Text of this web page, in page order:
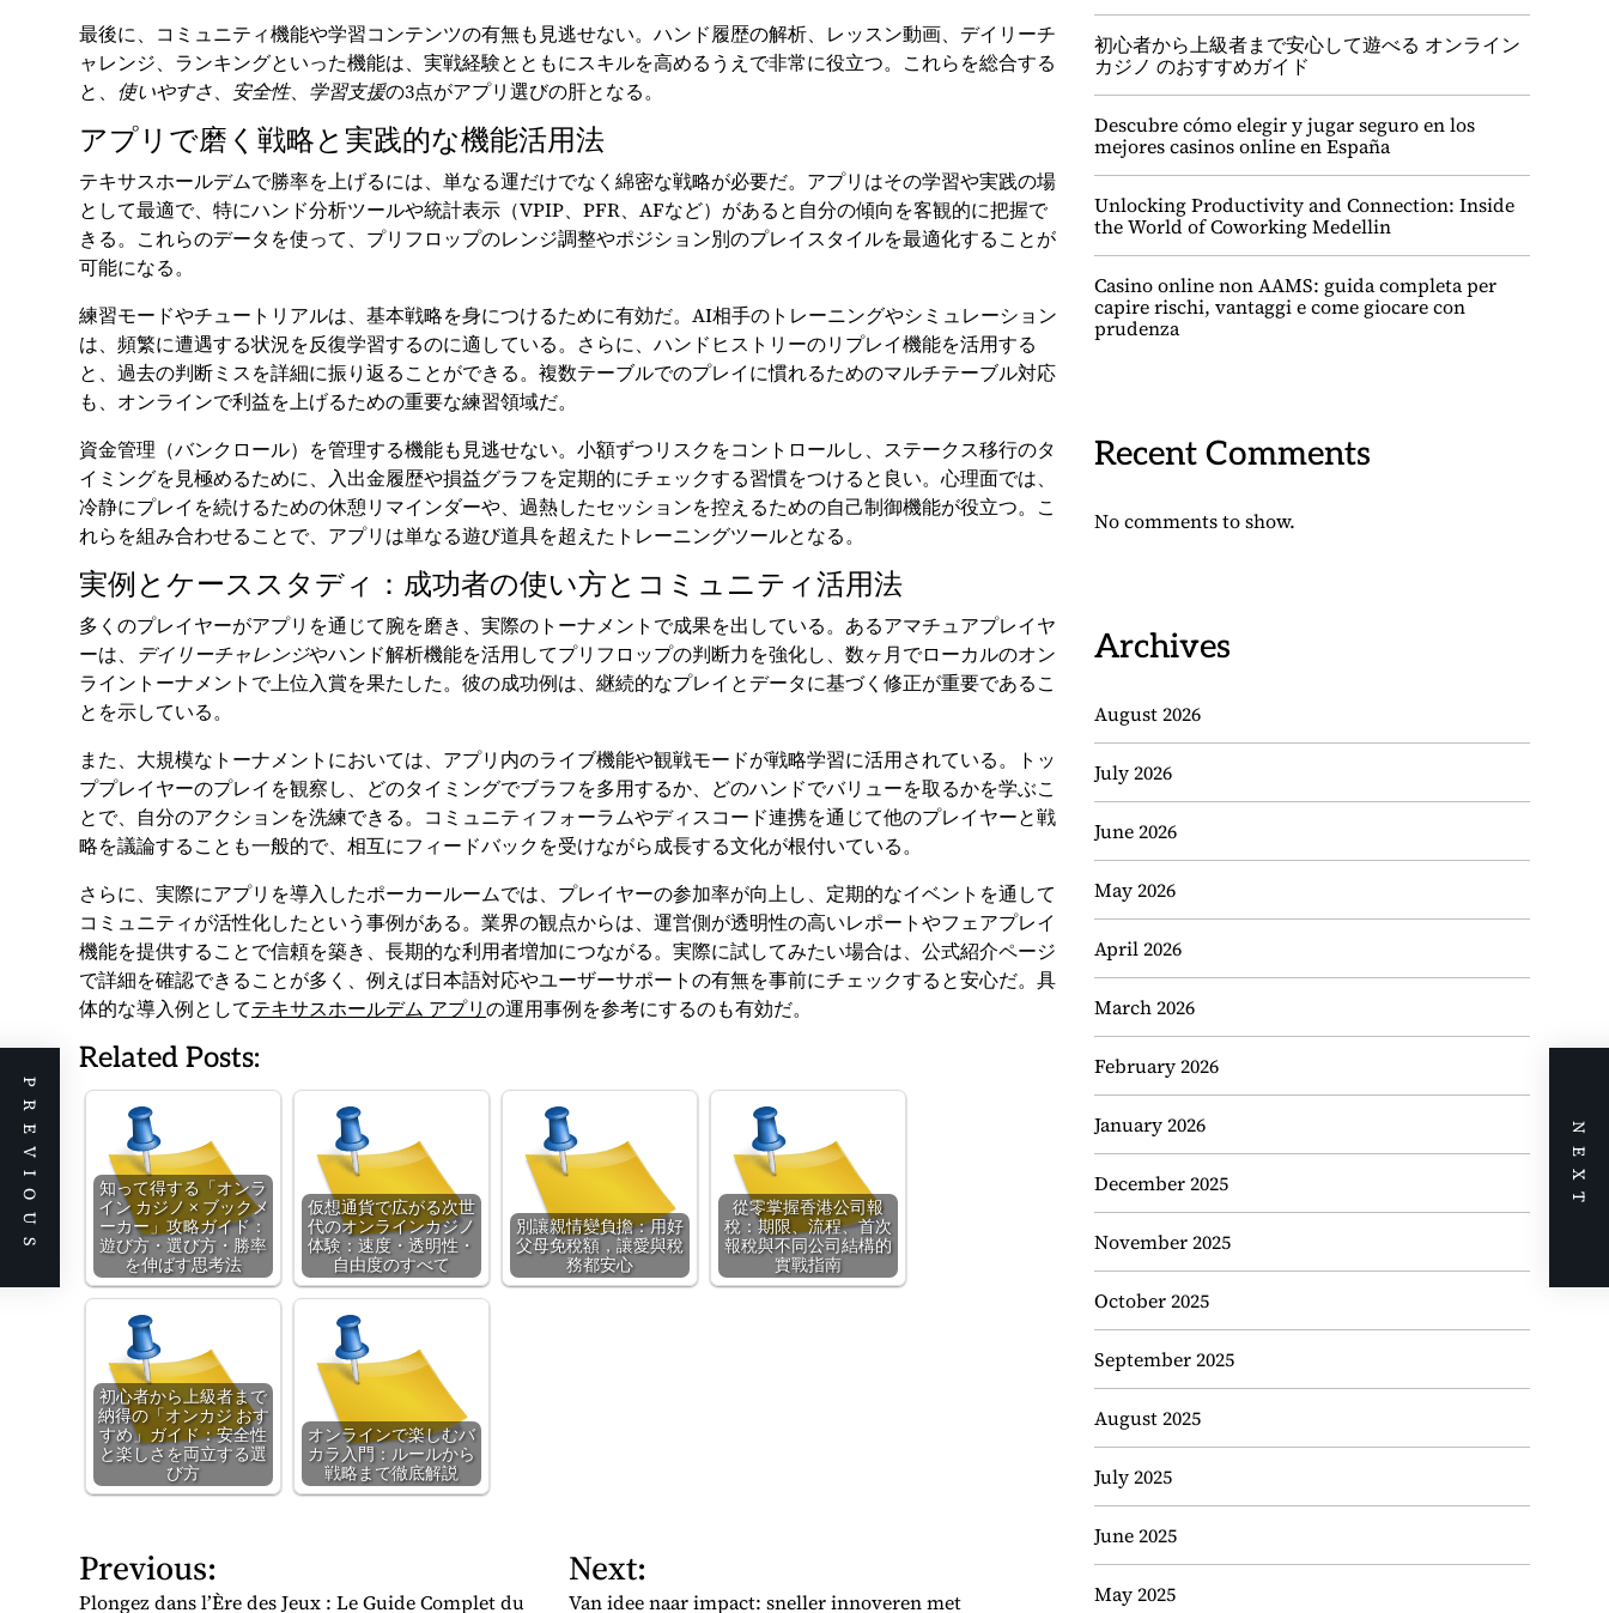
最後に、コミュニティ機能や学習コンテンツの有無も見逃せない。ハンド履歴の解析、レッスン動画、デイリーチ
ャレンジ、ランキングといった機能は、実戦経験とともにスキルを高めるうえで非常に役立つ。これらを総合する
と、 使いやすさ、 安全性、 学習支援の3点がアプリ選びの肝となる。
アプリで磨く戦略と実践的な機能活用法
テキサスホールデムで勝率を上げるには、単なる運だけでなく綿密な戦略が必要だ。アプリはその学習や実践の場
として最適で、特にハンド分析ツールや統計表示（VPIP、PFR、AFなど）があると自分の傾向を客観的に把握で
きる。これらのデータを使って、プリフロップのレンジ調整やポジション別のプレイスタイルを最適化することが
可能になる。
練習モードやチュートリアルは、基本戦略を身につけるために有効だ。AI相手のトレーニングやシミュレーション
は、頻繁に遭遇する状況を反復学習するのに適している。さらに、ハンドヒストリーのリプレイ機能を活用する
と、過去の判断ミスを詳細に振り返ることができる。複数テーブルでのプレイに慣れるためのマルチテーブル対応
も、オンラインで利益を上げるための重要な練習領域だ。
資金管理（バンクロール）を管理する機能も見逃せない。小額ずつリスクをコントロールし、ステークス移行のタ
イミングを見極めるために、入出金履歴や損益グラフを定期的にチェックする習慣をつけると良い。心理面では、
冷静にプレイを続けるための休憩リマインダーや、過熱したセッションを控えるための自己制御機能が役立つ。こ
れらを組み合わせることで、アプリは単なる遊び道具を超えたトレーニングツールとなる。
実例とケーススタディ：成功者の使い方とコミュニティ活用法
多くのプレイヤーがアプリを通じて腕を磨き、実際のトーナメントで成果を出している。あるアマチュアプレイヤ
ーは、 デイリーチャレンジやハンド解析機能を活用してプリフロップの判断力を強化し、数ヶ月でローカルのオン
ライントーナメントで上位入賞を果たした。彼の成功例は、継続的なプレイとデータに基づく修正が重要であるこ
とを示している。
また、大規模なトーナメントにおいては、アプリ内のライブ機能や観戦モードが戦略学習に活用されている。トッ
ププレイヤーのプレイを観察し、どのタイミングでブラフを多用するか、どのハンドでバリューを取るかを学ぶこ
とで、自分のアクションを洗練できる。コミュニティフォーラムやディスコード連携を通じて他のプレイヤーと戦
略を議論することも一般的で、相互にフィードバックを受けながら成長する文化が根付いている。
さらに、実際にアプリを導入したポーカールームでは、プレイヤーの参加率が向上し、定期的なイベントを通して
コミュニティが活性化したという事例がある。業界の観点からは、運営側が透明性の高いレポートやフェアプレイ
機能を提供することで信頼を築き、長期的な利用者増加につながる。実際に試してみたい場合は、公式紹介ページ
で詳細を確認できることが多く、例えば日本語対応やユーザーサポートの有無を事前にチェックすると安心だ。具
体的な導入例としてテキサスホールデム アプリの運用事例を参考にするのも有効だ。
Related Posts:
知って得する「オンラ
イン カジノ × ブックメ
ーカー」攻略ガイド：
遊び方・選び方・勝率
を伸ばす思考法
仮想通貨で広がる次世
代のオンラインカジノ
体験：速度・透明性・
自由度のすべて
別讓親情變負擔：用好
父母免稅額，讓愛與稅
務都安心
從零掌握香港公司報
稅：期限、流程、首次
報稅與不同公司結構的
實戰指南
初心者から上級者まで
納得の「オンカジ おす
すめ」ガイド：安全性
と楽しさを両立する選
び方
オンラインで楽しむバ
カラ入門：ルールから
戦略まで徹底解説
P
o
Previous:
Plongez dans l’Ère des Jeux : Le Guide Complet du
Next:
Van idee naar impact: sneller innoveren met
初心者から上級者まで安心して遊べる オンライン
カジノ のおすすめガイド
Descubre cómo elegir y jugar seguro en los
mejores casinos online en España
Unlocking Productivity and Connection: Inside
the World of Coworking Medellin
Casino online non AAMS: guida completa per
capire rischi, vantaggi e come giocare con
prudenza
Recent Comments
No comments to show.
Archives
August 2026
July 2026
June 2026
May 2026
April 2026
March 2026
February 2026
January 2026
December 2025
November 2025
October 2025
September 2025
August 2025
July 2025
June 2025
May 2025
PREVIOUS NEXT